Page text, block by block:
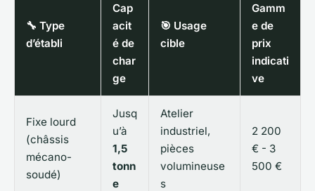
🔧 Type
d’établi
Cap
acit
é de
char
ge
🎯 Usage
cible
Gamm
e de
prix
indicati
ve
Fixe lourd
(châssis
mécano-
soudé)
Jusq
u’à
1,5
tonn
e
Atelier
industriel,
pièces
volumineuse
s
2 200
€ - 3
500 €